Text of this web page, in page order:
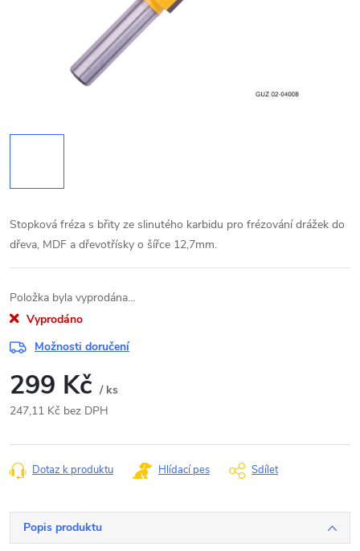
Stopková fréza s břity ze slinutého karbidu pro frézování drážek do
dřeva, MDF a dřevotřísky o šířce 12,7mm.
Položka byla vyprodána…
Vyprodáno
Možnosti doručení
299 Kč / ks
247,11 Kč bez DPH
cena:
Dotaz k produktu Hlídací pes Sdílet
Popis produktu